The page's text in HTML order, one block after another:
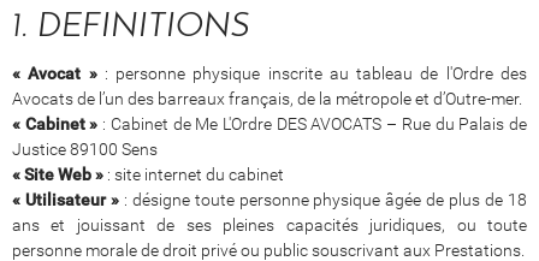
1. DEFINITIONS
« Avocat »: personne physique inscrite au tableau de l'Ordre des
Avocats de l’un des barreaux français, de la métropole et d’Outre-mer.
« Cabinet » : Cabinet de Me L'Ordre DES AVOCATS – Rue du Palais de
Justice 89100 Sens
« Site Web » : site internet du cabinet
« Utilisateur »: désigne toute personne physique âgée de plus de 18
ans et jouissant de ses pleines capacités juridiques, ou toute
personne morale de droit privé ou public souscrivant aux Prestations.